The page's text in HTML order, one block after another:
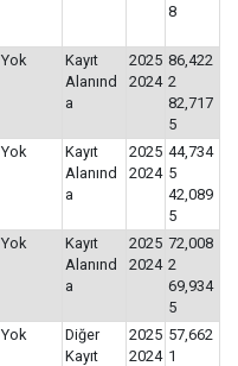
8
Yok
Kayıt
Alanınd
a
2025
2024
86,422
2
82,717
5
Yok
Kayıt
Alanınd
a
2025
2024
44,734
5
42,089
5
Yok
Kayıt
Alanınd
a
2025
2024
72,008
2
69,934
5
Yok
Diğer
Kayıt
2025
2024
57,662
1